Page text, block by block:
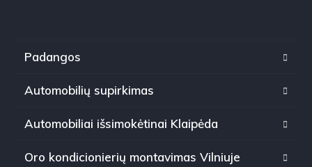
Padangos
Automobilių supirkimas
Automobiliai išsimokėtinai Klaipėda
Oro kondicionierių montavimas Vilniuje